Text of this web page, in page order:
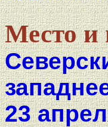
Место и
23